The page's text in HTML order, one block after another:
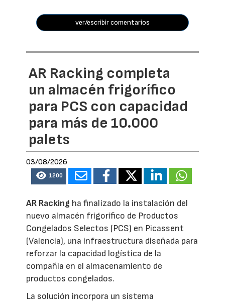
ver/escribir comentarios
AR Racking completa
un almacén frigorífico
para PCS con capacidad
para más de 10.000
palets
03/08/2026
1200
AR Racking ha finalizado la instalación del
nuevo almacén frigorífico de Productos
Congelados Selectos (PCS) en Picassent
(Valencia), una infraestructura diseñada para
reforzar la capacidad logística de la
compañía en el almacenamiento de
productos congelados.
La solución incorpora un sistema